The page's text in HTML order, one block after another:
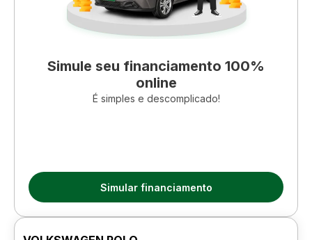
Simule seu financiamento 100%
online
É simples e descomplicado!
Simular financiamento